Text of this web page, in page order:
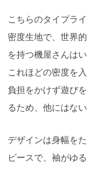
こちらのタイプラ
密度生地で、世界
を持つ機屋さんは
これほどの密度を
負担をかけず遊び
るため、他にはな
デザインは身幅を
ピースで、袖がゆ